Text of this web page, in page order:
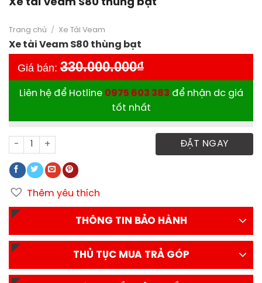
Xe tải Veam S80 thùng bạt
Trang chủ / Xe Tải Veam
Xe tải Veam S80 thùng bạt
Giá bán: 330.000.000₫
Liên hệ để Hotline 0975 603 383 để nhận dc giá
tốt nhất
Xe tải Veam S80 thùng bạt số lượng ĐẶT NGAY
Thêm yêu thích
THÔNG TIN BẢO HÀNH
THỦ TỤC MUA TRẢ GÓP